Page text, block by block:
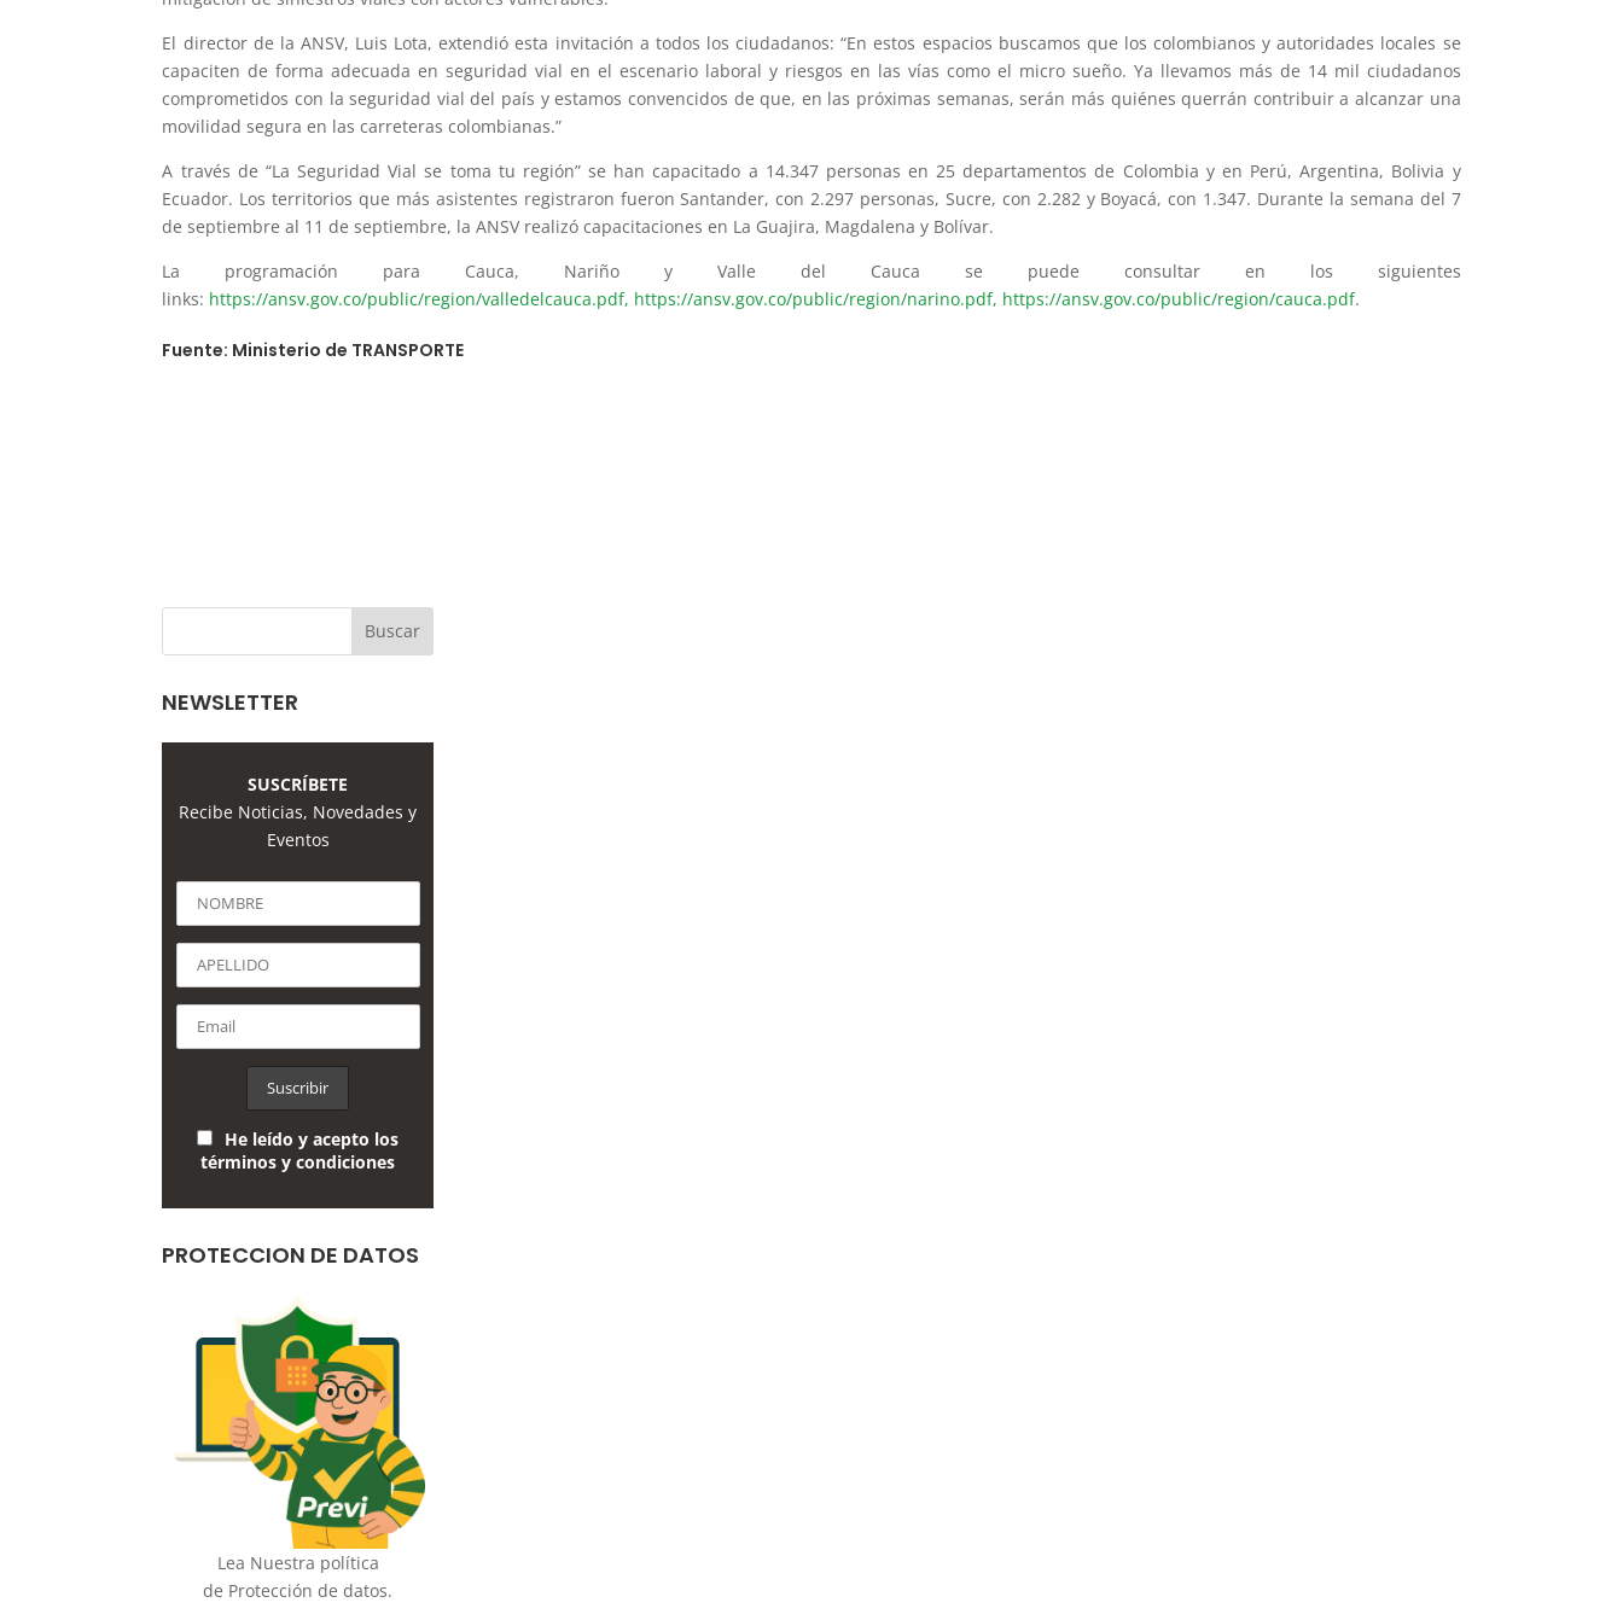
El director de la ANSV, Luis Lota, extendió esta invitación a todos los ciudadanos: “En estos espacios buscamos que los colombianos y autoridades locales se
capaciten de forma adecuada en seguridad vial en el escenario laboral y riesgos en las vías como el micro sueño. Ya llevamos más de 14 mil ciudadanos
comprometidos con la seguridad vial del país y estamos convencidos de que, en las próximas semanas, serán más quiénes querrán contribuir a alcanzar una
movilidad segura en las carreteras colombianas.”
A través de “La Seguridad Vial se toma tu región” se han capacitado a 14.347 personas en 25 departamentos de Colombia y en Perú, Argentina, Bolivia y
Ecuador. Los territorios que más asistentes registraron fueron Santander, con 2.297 personas, Sucre, con 2.282 y Boyacá, con 1.347. Durante la semana del 7
de septiembre al 11 de septiembre, la ANSV realizó capacitaciones en La Guajira, Magdalena y Bolívar.
La programación para Cauca, Nariño y Valle del Cauca se puede consultar en los siguientes
links: https://ansv.gov.co/public/region/valledelcauca.pdf, https://ansv.gov.co/public/region/narino.pdf, https://ansv.gov.co/public/region/cauca.pdf.
Fuente: Ministerio de TRANSPORTE
NEWSLETTER
SUSCRÍBETE
Recibe Noticias, Novedades y
Eventos
He leído y acepto los
términos y condiciones
PROTECCION DE DATOS
Lea Nuestra política
de Protección de datos.